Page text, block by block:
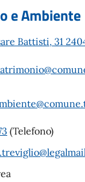
e Ambiente
Battisti, 31
(Telefono)